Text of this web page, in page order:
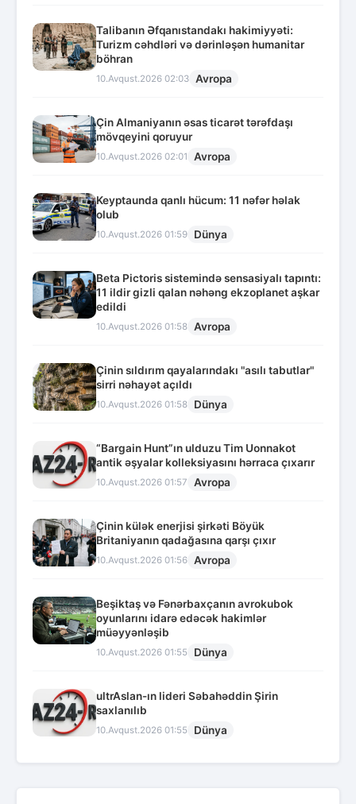
Talibanın Əfqanıstandakı hakimiyyəti:
Turizm cəhdləri və dərinləşən humanitar
böhran
10.Avqust.2026 02:03 Avropa
Çin Almaniyanın əsas ticarət tərəfdaşı
mövqeyini qoruyur
10.Avqust.2026 02:01 Avropa
Keyptaunda qanlı hücum: 11 nəfər həlak
olub
10.Avqust.2026 01:59 Dünya
Beta Pictoris sistemində sensasiyalı tapıntı:
11 ildir gizli qalan nəhəng ekzoplanet aşkar
edildi
10.Avqust.2026 01:58 Avropa
Çinin sıldırım qayalarındakı "asılı tabutlar"
sirri nəhayət açıldı
10.Avqust.2026 01:58 Dünya
“Bargain Hunt”ın ulduzu Tim Uonnakot
antik əşyalar kolleksiyasını hərraca çıxarır
10.Avqust.2026 01:57 Avropa
Çinin külək enerjisi şirkəti Böyük
Britaniyanın qadağasına qarşı çıxır
10.Avqust.2026 01:56 Avropa
Beşiktaş və Fənərbaxçanın avrokubok
oyunlarını idarə edəcək hakimlər
müəyyənləşib
10.Avqust.2026 01:55 Dünya
ultrAslan-ın lideri Səbahəddin Şirin
saxlanılıb
10.Avqust.2026 01:55 Dünya